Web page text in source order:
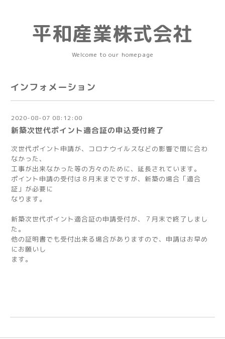
平和産業株式会社
Welcome to our homepage
インフォメーション
2020-08-07 08:12:00
新築次世代ポイント適合証の申込受付終了
次世代ポイント申請が、コロナウイルスなどの影響で間に合わ
なかった、
工事が出来なかった等の方々のために、延長されています。
ポイント申請の受付は８月末までですが、新築の場合「適合
証」が必要に
なります。
新築次世代ポイント適合証の申請受付が、７月末で終了しまし
た。
他の証明書でも受付出来る場合がありますので、申請はお早め
にお願いし
ます。